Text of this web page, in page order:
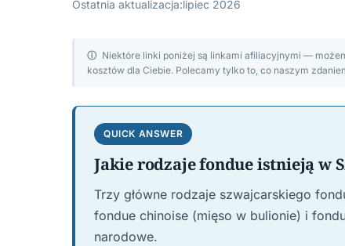
Ostatnia aktualizacja:lipiec 2026
ⓘ Niektóre linki poniżej są linkami afiliacyjnymi —
kosztów dla Ciebie. Polecamy tylko to, co naszym
QUICK ANSWER
Jakie rodzaje fondue istnieją w
Trzy główne rodzaje szwajcarskiego
fondue chinoise (mięso w bulionie) i
narodowe.